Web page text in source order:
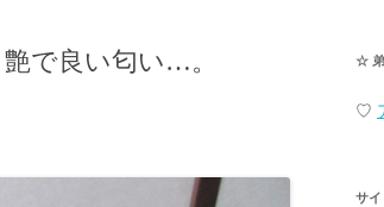
で良い匂い…。 ☆ 弟
♡
サイ